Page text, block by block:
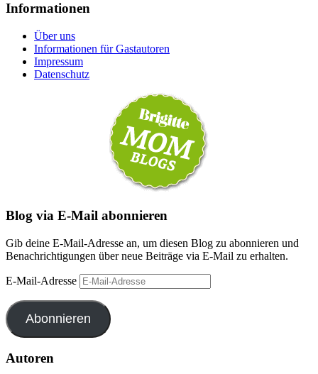
Informationen
Über uns
Informationen für Gastautoren
Impressum
Datenschutz
Blog via E-Mail abonnieren
Gib deine E-Mail-Adresse an, um diesen Blog zu abonnieren und
Benachrichtigungen über neue Beiträge via E-Mail zu erhalten.
E-Mail-Adresse
Abonnieren
Autoren